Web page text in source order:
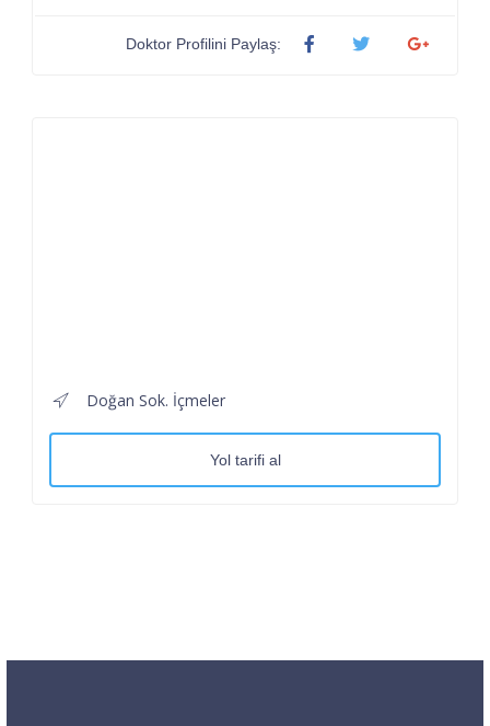
Doktor Profilini Paylaş:
Doğan Sok. İçmeler
Yol tarifi al